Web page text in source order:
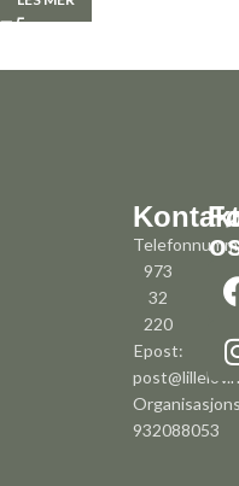
Kontakt
973
32
220
Epost:
932088053